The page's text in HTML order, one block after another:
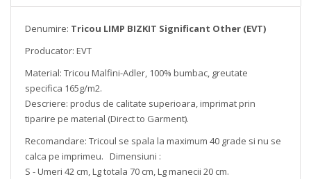
Denumire: Tricou LIMP BIZKIT Significant Other (EVT)
Producator: EVT
Material: Tricou Malfini-Adler, 100% bumbac, greutate
specifica 165g/m2.
Descriere: produs de calitate superioara, imprimat prin
tiparire pe material (Direct to Garment).
Recomandare: Tricoul se spala la maximum 40 grade si nu se
calca pe imprimeu. Dimensiuni :
S - Umeri 42 cm, Lg totala 70 cm, Lg manecii 20 cm.